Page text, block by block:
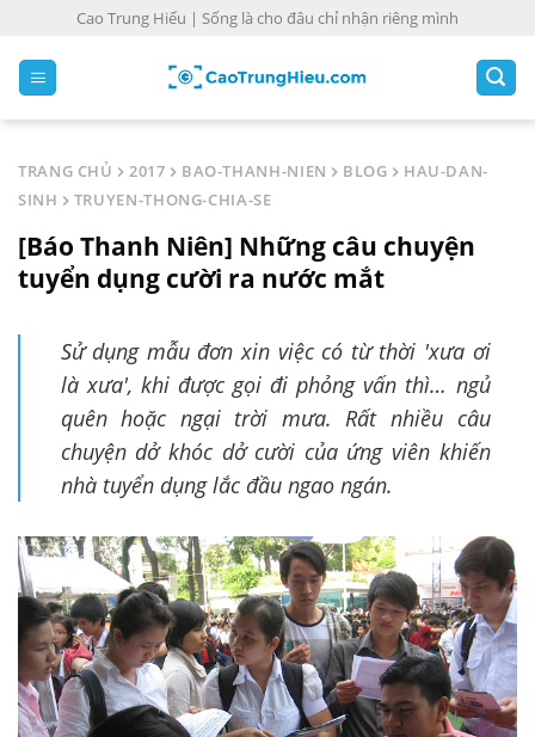
Cao Trung Hiếu | Sống là cho đâu chỉ nhận riêng mình
TRANG CHỦ 2017 BAO-THANH-NIEN BLOG
HAU-DAN-
SINH
TRUYEN-THONG-CHIA-SE
[Báo Thanh Niên] Những câu chuyện
tuyển dụng cười ra nước mắt
Sử dụng mẫu đơn xin việc có từ thời 'xưa ơi
là xưa', khi được gọi đi phỏng vấn thì… ngủ
quên hoặc ngại trời mưa. Rất nhiều câu
chuyện dở khóc dở cười của ứng viên khiến
nhà tuyển dụng lắc đầu ngao ngán.